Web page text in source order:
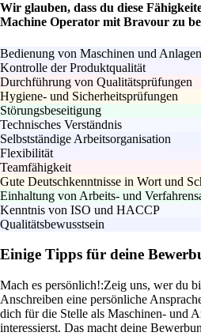
Wir glauben, dass du diese
Machine Operator mit Bravour zu
Bedienung von Maschinen und Anlagen
Kontrolle der Produktqualität
Durchführung von Qualitätsprüfungen
Hygiene- und Sicherheitsprüfungen
Störungsbeseitigung
Technisches Verständnis
Selbstständige Arbeitsorganisation
Flexibilität
Teamfähigkeit
Gute Deutschkenntnisse in Wort und
Einhaltung von Arbeits- und
Kenntnis von ISO und HACCP
Qualitätsbewusstsein
Einige Tipps für deine
Mach es persönlich!:Zeig uns, wer du
Anschreiben eine persönliche
dich für die Stelle als Maschinen- und
interessierst. Das macht deine